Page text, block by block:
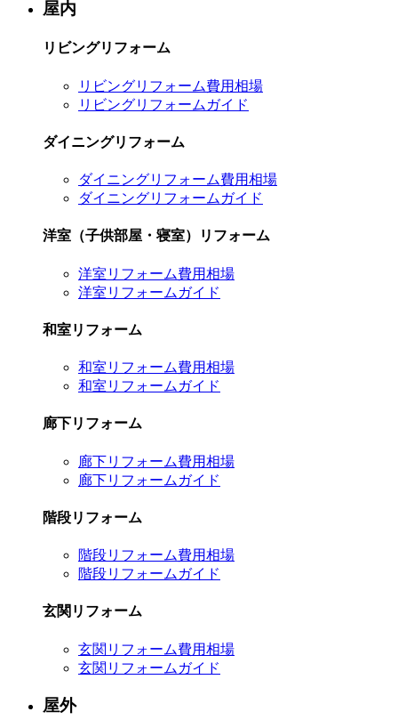
屋内
リビングリフォーム
リビングリフォーム費用相場
リビングリフォームガイド
ダイニングリフォーム
ダイニングリフォーム費用相場
ダイニングリフォームガイド
洋室（子供部屋・寝室）リフォーム
洋室リフォーム費用相場
洋室リフォームガイド
和室リフォーム
和室リフォーム費用相場
和室リフォームガイド
廊下リフォーム
廊下リフォーム費用相場
廊下リフォームガイド
階段リフォーム
階段リフォーム費用相場
階段リフォームガイド
玄関リフォーム
玄関リフォーム費用相場
玄関リフォームガイド
屋外